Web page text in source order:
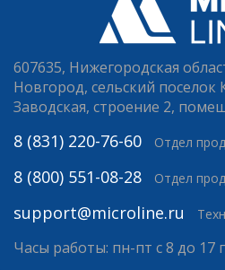
607635, Нижегородская
Новгород, сельский поселок
Заводская, строение 2,
8 (831) 220-76-60 Отдел
8 (800) 551-08-28 Отдел
support@microline.ru
Часы работы: пн-пт с 8 до 17